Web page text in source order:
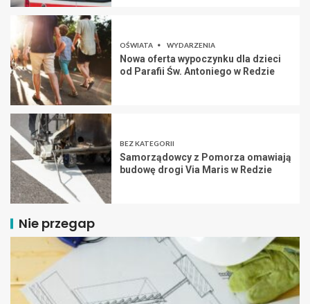
OŚWIATA WYDARZENIA
Nowa oferta wypoczynku dla dzieci
od Parafii Św. Antoniego w Redzie
BEZ KATEGORII
Samorządowcy z Pomorza omawiają
budowę drogi Via Maris w Redzie
Nie przegap